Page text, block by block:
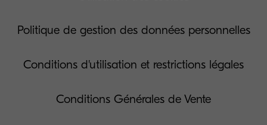
Politique de gestion des données personnelles
Conditions d'utilisation et restrictions légales
Conditions Générales de Vente